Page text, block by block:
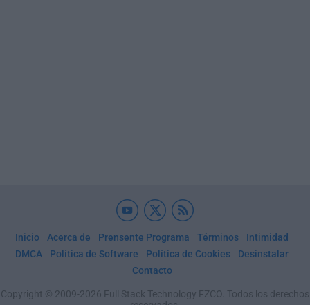
Inicio Acerca de Prensente Programa Términos
Intimidad
DMCA
Política de Software Política de Cookies
Desinstalar
Contacto
Copyright © 2009-2026 Full Stack Technology FZCO. Todos los derechos